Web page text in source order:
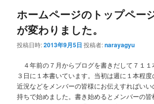
ホームページのトップペー
が変わりました。
投稿日時:2013年9月5日 投稿者:narayagyu
４年前の７月からブログを書きだして７１１
３日に１本書いています。当初は週に１本程
近況などをメンバーの皆様にお伝えすればい
持ちで始めました。書き始めるとメンバーの皆